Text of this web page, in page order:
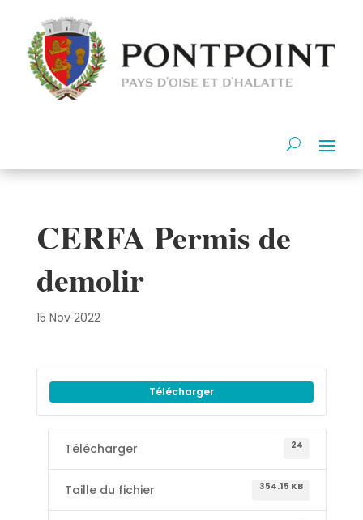
CERFA Permis de
demolir
15 Nov 2022
Télécharger
Télécharger 24
Taille du fichier 354.15 KB